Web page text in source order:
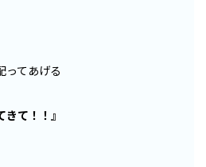
ってあげる
きて！！』